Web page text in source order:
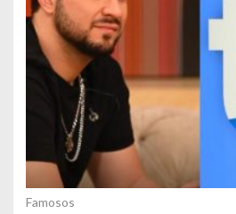
Famosos